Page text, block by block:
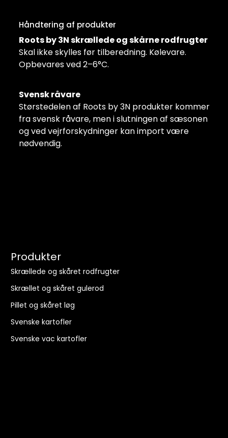
Håndtering af produkter
Roots by 3N skrællede og skårne rodfrugter
Skal ikke skylles før tilberedning. Kølevare.
Opbevares ved 2–6°C.
Svensk råvare
Størstedelen af Roots by 3N produkter kommer
fra svensk råvare, men i slutningen af sæsonen
og ved vejrforskydninger kan import være
nødvendig.
Produkter
Skrællede og skåret rodfrugter
Skrællet og skåret gulerod
Pillet og skåret løg
Svenske kartofler
Svenske vac kartofler